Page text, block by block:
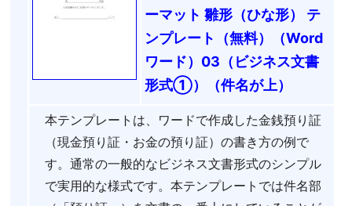
ーマット 雛形（ひな形） テ
ンプレート（無料）（Word
ワード）03（ビジネス文書
形式①）（件名が上）
本テンプレートは、ワードで作成した金銭預り証
（現金預り証・お金の預り証）の書き方の例で
す。通常の一般的なビジネス文書形式のシンプル
で実用的な様式です。本テンプレートでは件名部